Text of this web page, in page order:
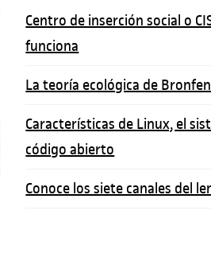
Centro de inserción social o
funciona
La teoría ecológica de
Características de Linux, el
código abierto
Conoce los siete canales del